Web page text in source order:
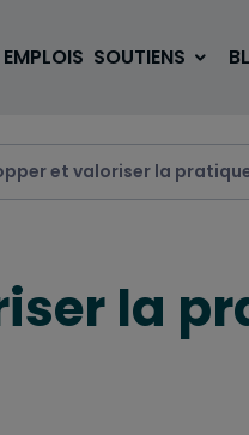
EMPLOIS SOUTIENS
et valoriser la
la